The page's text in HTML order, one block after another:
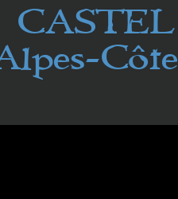
Côte